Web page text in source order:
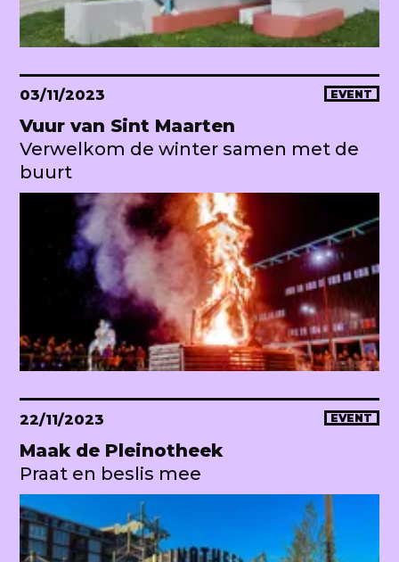
03/11/2023 EVENT
Vuur van Sint Maarten
Verwelkom de winter samen met de
buurt
22/11/2023 EVENT
Maak de Pleinotheek
Praat en beslis mee